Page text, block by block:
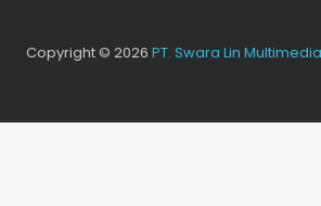
Copyright © 2026 PT. Swara Lin Multimedia